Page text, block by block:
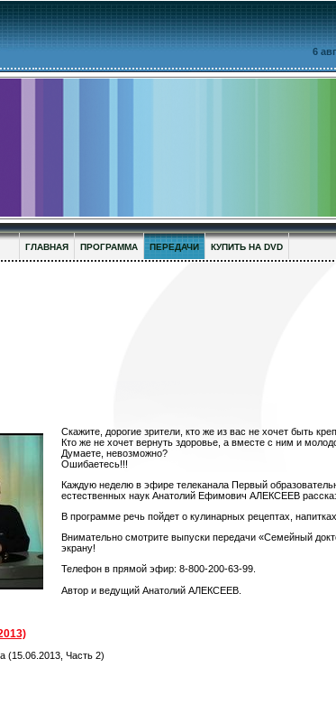
6
ГЛАВНАЯ ПРОГРАММА ПЕРЕДАЧИ КУПИТЬ НА DVD
Скажите, дорогие зрители, кто же из вас не хочет быть
Кто же не хочет вернуть здоровье, а вместе с ним и
Думаете, невозможно?
Ошибаетесь!!!
Каждую неделю в эфире телеканала Первый
естественных наук Анатолий Ефимович АЛЕКСЕЕВ
В программе речь пойдет о кулинарных рецептах,
Внимательно смотрите выпуски передачи «Семейный
экрану!
Телефон в прямой эфир: 8-800-200-63-99.
Автор и ведущий Анатолий АЛЕКСЕЕВ.
(15.06.2013, Часть 2)